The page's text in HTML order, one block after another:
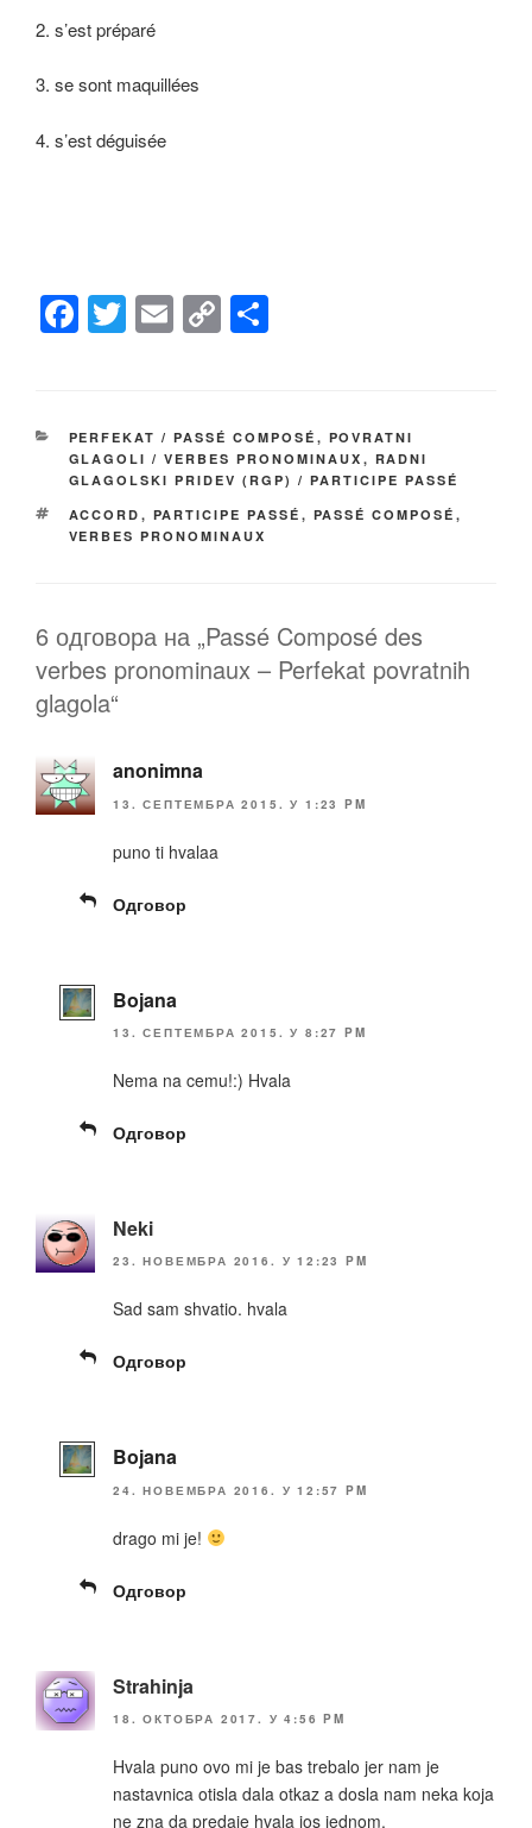
2. s’est préparé
3. se sont maquillées
4. s’est déguisée
F
e
b
o
o
T
er
E C
y
Li
n
k
e
КАТЕГОРИЈЕ
PERFEKAT / PASSÉ COMPOSÉ , POVRATNI
GLAGOLI / VERBES PRONOMINAUX , RADNI
GLAGOLSKI PRIDEV (RGP) / PARTICIPE PASSÉ
ОЗНАКЕ
ACCORD , PARTICIPE PASSÉ , PASSÉ COMPOSÉ ,
VERBES PRONOMINAUX
6 одговора на „Passé Composé des
verbes pronominaux – Perfekat povratnih
glagola“
anonimna
13. СЕПТЕМБРА 2015. У 1:23 PM
puno ti hvalaa
Одговор
Bojana
13. СЕПТЕМБРА 2015. У 8:27 PM
Nema na cemu!:) Hvala
Одговор
Neki
23. НОВЕМБРА 2016. У 12:23 PM
Sad sam shvatio. hvala
Одговор
Bojana
24. НОВЕМБРА 2016. У 12:57 PM
drago mi je!
Одговор
Strahinja
18. ОКТОБРА 2017. У 4:56 PM
Hvala puno ovo mi je bas trebalo jer nam je
nastavnica otisla dala otkaz a dosla nam neka koja
ne zna da predaje hvala jos jednom.